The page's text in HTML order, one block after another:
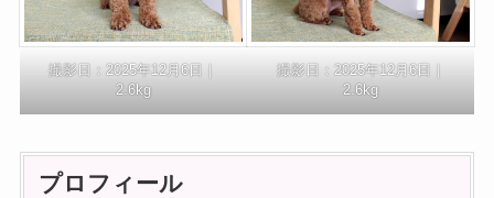
撮影日：2025年12月6日｜
2.6kg
撮影日：2025年12月6日｜
2.6kg
プロフィール